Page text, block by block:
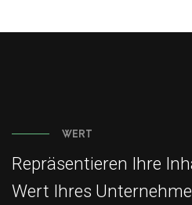
WERT
Repräsentieren Ihre
Wert Ihres